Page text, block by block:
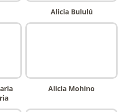
Alicia Bululú
Alicia Mohíno